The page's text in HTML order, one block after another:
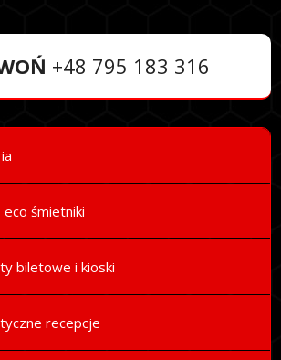
+48 795 183 316
eco śmietniki
biletowe i kioski
recepcje